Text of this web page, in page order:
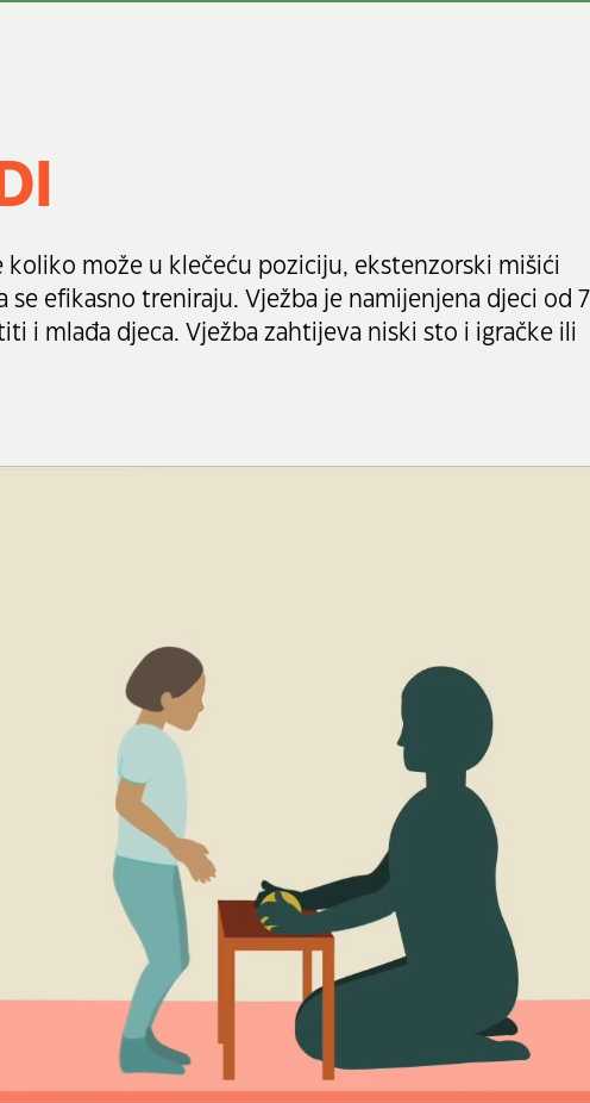
koliko može u klečeću poziciju, ekstenzorski mišići
efikasno treniraju. Vježba je namijenjena djeci od 7
i mlađa djeca. Vježba zahtijeva niski sto i igračke ili